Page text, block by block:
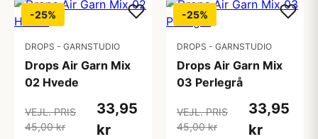
-25%
DROPS - GARNSTUDIO
Drops Air Garn Mix
02 Hvede
VEJL. PRIS
45,00 kr
33,95
kr
-25%
DROPS - GARNSTUDIO
Drops Air Garn Mix
03 Perlegrå
VEJL. PRIS
45,00 kr
33,95
kr